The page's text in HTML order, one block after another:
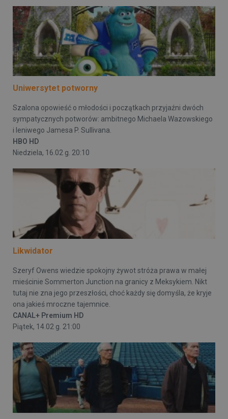
Uniwersytet potworny
Szalona opowieść o młodości i początkach przyjaźni dwóch
sympatycznych potworów: ambitnego Michaela Wazowskiego
i leniwego Jamesa P. Sullivana.
HBO HD
Niedziela, 16.02 g. 20:10
Likwidator
Szeryf Owens wiedzie spokojny żywot stróża prawa w małej
mieścinie Sommerton Junction na granicy z Meksykiem. Nikt
tutaj nie zna jego przeszłości, choć każdy się domyśla, że kryje
ona jakieś mroczne tajemnice.
CANAL+ Premium HD
Piątek, 14.02 g. 21:00